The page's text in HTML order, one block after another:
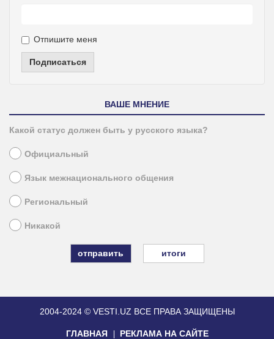
Отпишите меня
Подписаться
ВАШЕ МНЕНИЕ
Какой статус должен быть у русского языка?
Официальный
Язык межнационального общения
Региональный
Никакой
итоги
2004-2024 © VESTI.UZ ВСЕ ПРАВА ЗАЩИЩЕНЫ
ГЛАВНАЯ РЕКЛАМА НА САЙТЕ